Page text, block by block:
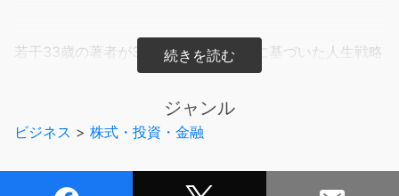
若干33歳の著者が3億貯めた、実体験に基づいた人生戦略
現状でおすすめの資産運用はこれ、といったアドバイスは
時代とともに変わっていきます。
ジャンル
ビジネス > 株式・投資・金融